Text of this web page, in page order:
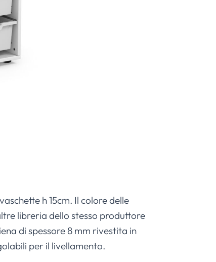
h 15cm. Il colore delle
libreria dello stesso produttore
di spessore 8 mm rivestita in
per il livellamento.